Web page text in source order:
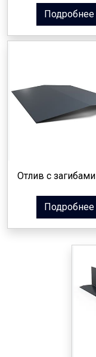
Подробнее
Отлив с загибами
Подробнее